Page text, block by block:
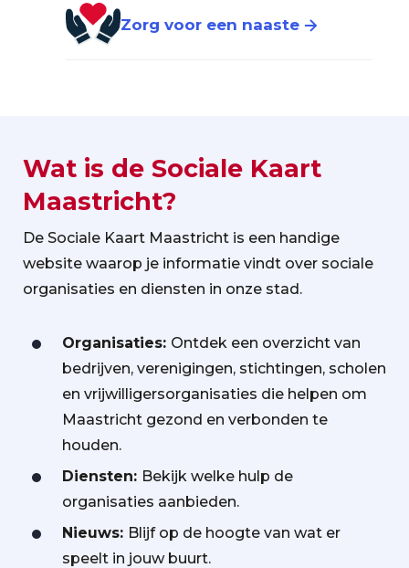
Zorg voor een naaste
Wat is de Sociale Kaart
Maastricht?
De Sociale Kaart Maastricht is een handige
website waarop je informatie vindt over sociale
organisaties en diensten in onze stad.
Organisaties: Ontdek een overzicht van
bedrijven, verenigingen, stichtingen, scholen
en vrijwilligersorganisaties die helpen om
Maastricht gezond en verbonden te
houden.
Diensten: Bekijk welke hulp de
organisaties aanbieden.
Nieuws: Blijf op de hoogte van wat er
speelt in jouw buurt.